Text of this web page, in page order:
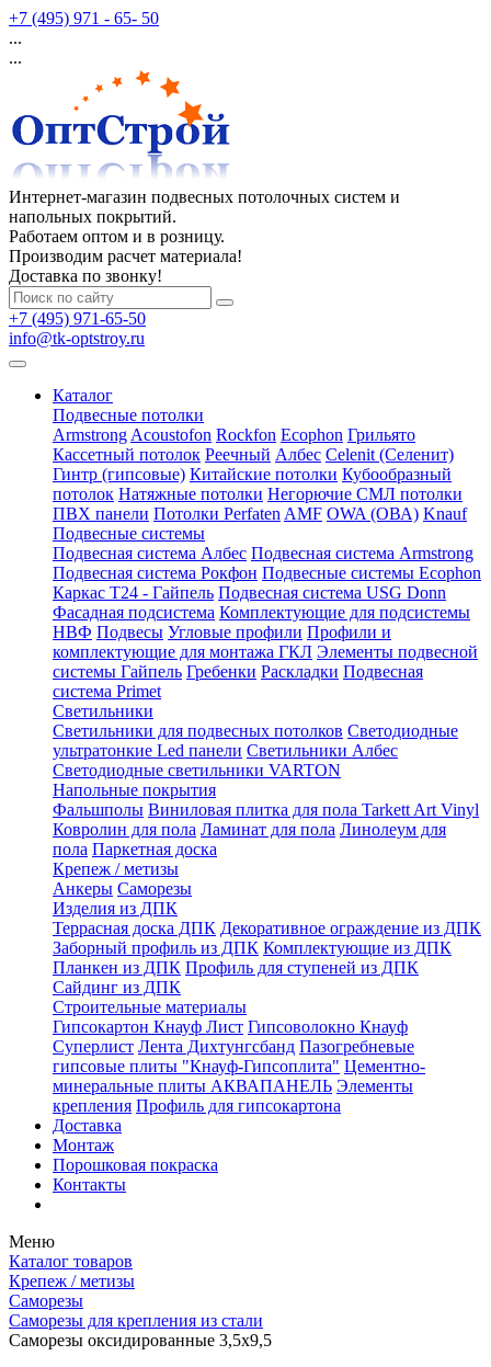
+7 (495) 971 - 65- 50
...
...
Интернет-магазин подвесных потолочных систем и
напольных покрытий.
Работаем оптом и в розницу.
Производим расчет материала!
Доставка по звонку!
+7 (495) 971-65-50
info@tk-optstroy.ru
Каталог
Подвесные потолки
Armstrong Acoustofon Rockfon Ecophon Грильято
Кассетный потолок Реечный Албес Celenit (Селенит)
Гинтр (гипсовые) Китайские потолки Кубообразный
потолок Натяжные потолки Негорючие СМЛ потолки
ПВХ панели Потолки Perfaten AMF OWA (ОВА) Knauf
Подвесные системы
Подвесная система Албес Подвесная система Armstrong
Подвесная система Рокфон Подвесные системы Ecophon
Каркас Т24 - Гайпель Подвесная система USG Donn
Фасадная подсистема Комплектующие для подсистемы
НВФ Подвесы Угловые профили Профили и
комплектующие для монтажа ГКЛ Элементы подвесной
системы Гайпель Гребенки Раскладки Подвесная
система Primet
Светильники
Светильники для подвесных потолков Светодиодные
ультратонкие Led панели Светильники Албес
Светодиодные светильники VARTON
Напольные покрытия
Фальшполы Виниловая плитка для пола Tarkett Art Vinyl
Ковролин для пола Ламинат для пола Линолеум для
пола Паркетная доска
Крепеж / метизы
Анкеры Саморезы
Изделия из ДПК
Террасная доска ДПК Декоративное ограждение из ДПК
Заборный профиль из ДПК Комплектующие из ДПК
Планкен из ДПК Профиль для ступеней из ДПК
Сайдинг из ДПК
Строительные материалы
Гипсокартон Кнауф Лист Гипсоволокно Кнауф
Суперлист Лента Дихтунгсбанд Пазогребневые
гипсовые плиты "Кнауф-Гипсоплита" Цементно-
минеральные плиты АКВАПАНЕЛЬ Элементы
крепления Профиль для гипсокартона
Доставка
Монтаж
Порошковая покраска
Контакты
Меню
Каталог товаров
Крепеж / метизы
Саморезы
Саморезы для крепления из стали
Саморезы оксидированные 3,5х9,5